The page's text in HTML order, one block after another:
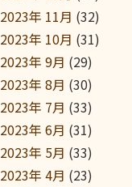
2023年 11月 (32)
2023年 10月 (31)
2023年 9月 (29)
2023年 8月 (30)
2023年 7月 (33)
2023年 6月 (31)
2023年 5月 (33)
2023年 4月 (23)